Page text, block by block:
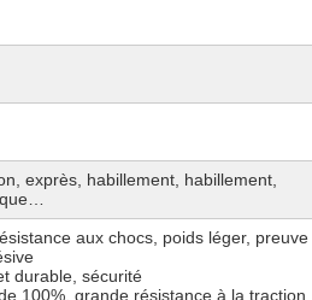
exprès, habillement, habillement,
aux chocs, poids léger, preuve
durable, sécurité
100%, grande résistance à la traction